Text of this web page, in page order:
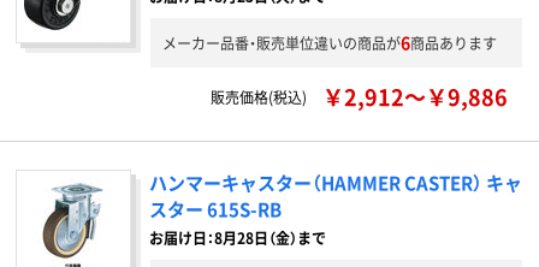
メーカー品番・販売単位違いの商品が6商品あります
販売価格(税込) ￥2,912～￥9,886
ハンマーキャスター（HAMMER CASTER） キャ
スター 615S-RB
お届け日：8月28日（金）まで